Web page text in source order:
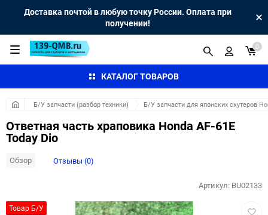
Доставка почтой в любую точку России. Оплата при
получении!
КАТАЛОГ ТОВАРОВ
0
Б/У запчасти (разбор техники) Б/У запчасти для японских скутеров
Ответная часть храповика Honda AF-61E
Today Dio
Обзор Отзывы (0)
Товар Б/У
Артикул: BU02133